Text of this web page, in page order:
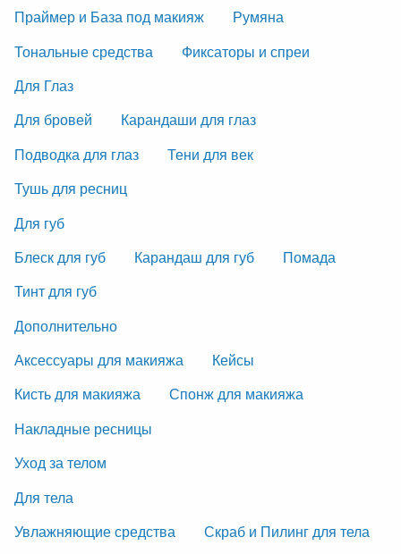
Праймер и База под макияж
Румяна
Тональные средства
Фиксаторы и спреи
Для Глаз
Для бровей
Карандаши для глаз
Подводка для глаз
Тени для век
Тушь для ресниц
Для губ
Блеск для губ
Карандаш для губ
Помада
Тинт для губ
Дополнительно
Аксессуары для макияжа
Кейсы
Кисть для макияжа
Спонж для макияжа
Накладные ресницы
Уход за телом
Для тела
Увлажняющие средства
Скраб и Пилинг для тела